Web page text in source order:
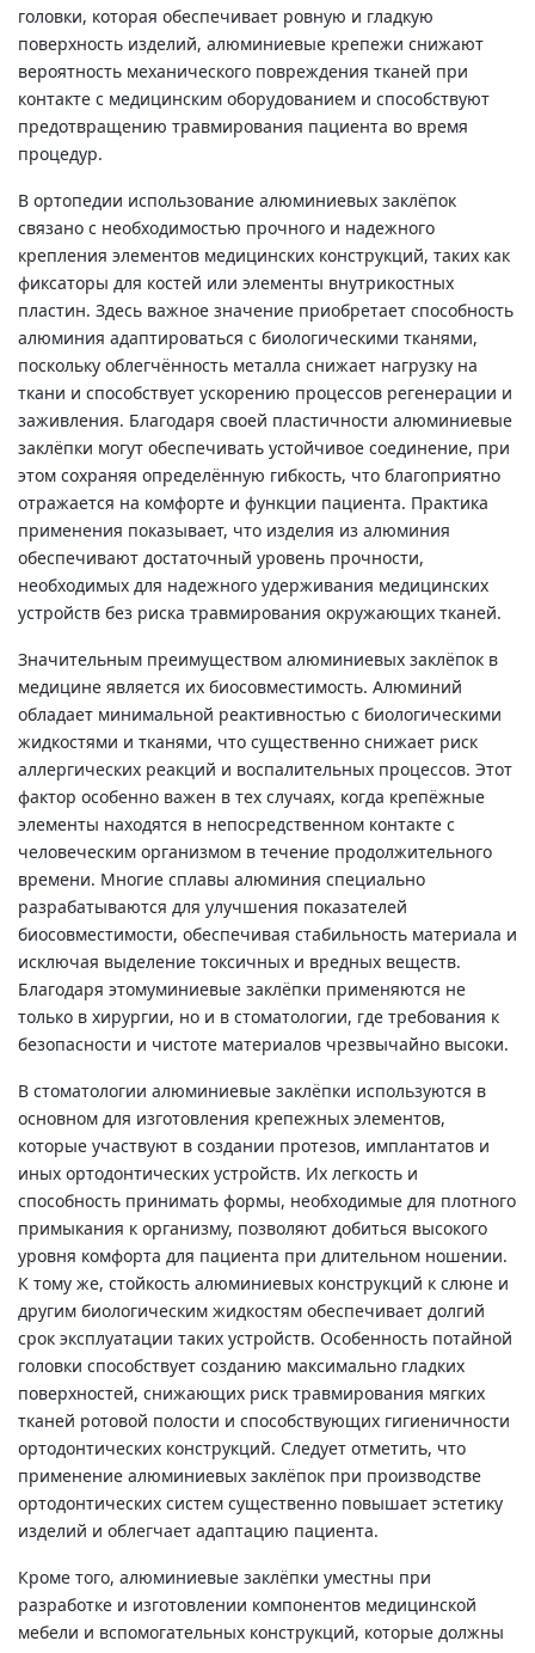
головки, которая обеспечивает ровную и гладкую
поверхность изделий, алюминиевые крепежи снижают
вероятность механического повреждения тканей при
контакте с медицинским оборудованием и способствуют
предотвращению травмирования пациента во время
процедур.
В ортопедии использование алюминиевых заклёпок
связано с необходимостью прочного и надежного
крепления элементов медицинских конструкций, таких как
фиксаторы для костей или элементы внутрикостных
пластин. Здесь важное значение приобретает способность
алюминия адаптироваться с биологическими тканями,
поскольку облегчённость металла снижает нагрузку на
ткани и способствует ускорению процессов регенерации и
заживления. Благодаря своей пластичности алюминиевые
заклёпки могут обеспечивать устойчивое соединение, при
этом сохраняя определённую гибкость, что благоприятно
отражается на комфорте и функции пациента. Практика
применения показывает, что изделия из алюминия
обеспечивают достаточный уровень прочности,
необходимых для надежного удерживания медицинских
устройств без риска травмирования окружающих тканей.
Значительным преимуществом алюминиевых заклёпок в
медицине является их биосовместимость. Алюминий
обладает минимальной реактивностью с биологическими
жидкостями и тканями, что существенно снижает риск
аллергических реакций и воспалительных процессов. Этот
фактор особенно важен в тех случаях, когда крепёжные
элементы находятся в непосредственном контакте с
человеческим организмом в течение продолжительного
времени. Многие сплавы алюминия специально
разрабатываются для улучшения показателей
биосовместимости, обеспечивая стабильность материала и
исключая выделение токсичных и вредных веществ.
Благодаря этомуминиевые заклёпки применяются не
только в хирургии, но и в стоматологии, где требования к
безопасности и чистоте материалов чрезвычайно высоки.
В стоматологии алюминиевые заклёпки используются в
основном для изготовления крепежных элементов,
которые участвуют в создании протезов, имплантатов и
иных ортодонтических устройств. Их легкость и
способность принимать формы, необходимые для плотного
примыкания к организму, позволяют добиться высокого
уровня комфорта для пациента при длительном ношении.
К тому же, стойкость алюминиевых конструкций к слюне и
другим биологическим жидкостям обеспечивает долгий
срок эксплуатации таких устройств. Особенность потайной
головки способствует созданию максимально гладких
поверхностей, снижающих риск травмирования мягких
тканей ротовой полости и способствующих гигиеничности
ортодонтических конструкций. Следует отметить, что
применение алюминиевых заклёпок при производстве
ортодонтических систем существенно повышает эстетику
изделий и облегчает адаптацию пациента.
Кроме того, алюминиевые заклёпки уместны при
разработке и изготовлении компонентов медицинской
мебели и вспомогательных конструкций, которые должны